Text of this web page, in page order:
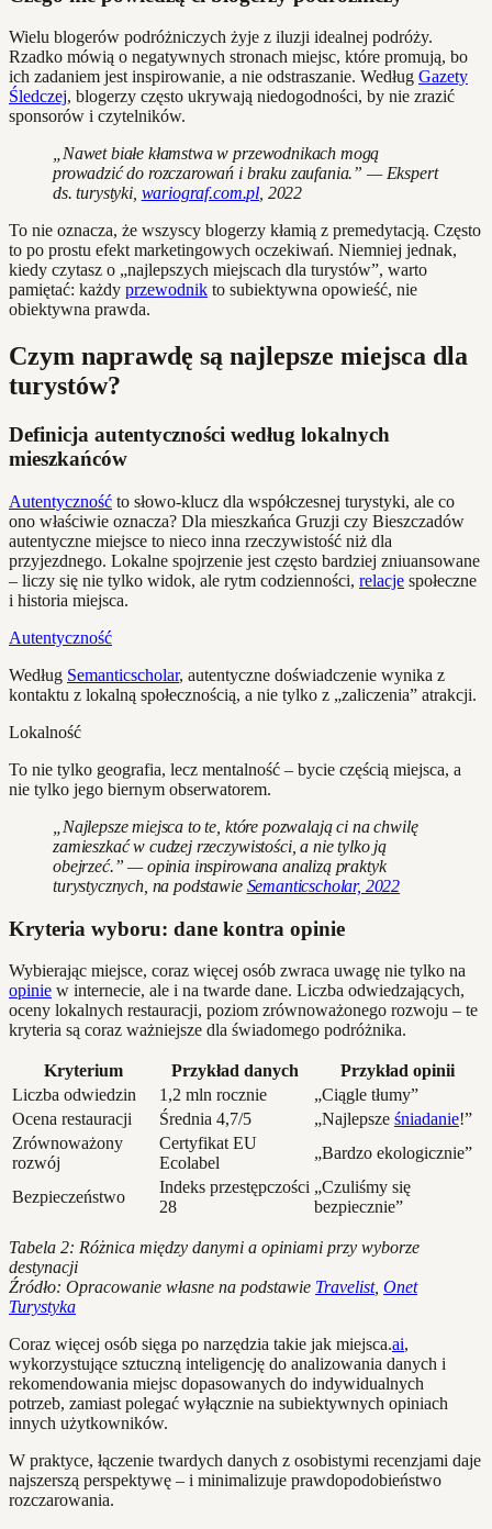
Wielu blogerów podróżniczych żyje z iluzji idealnej podróży.
Rzadko mówią o negatywnych stronach miejsc, które promują, bo
ich zadaniem jest inspirowanie, a nie odstraszanie. Według Gazety
Śledczej, blogerzy często ukrywają niedogodności, by nie zrazić
sponsorów i czytelników.
„Nawet białe kłamstwa w przewodnikach mogą
prowadzić do rozczarowań i braku zaufania.” — Ekspert
ds. turystyki, wariograf.com.pl , 2022
To nie oznacza, że wszyscy blogerzy kłamią z premedytacją. Często
to po prostu efekt marketingowych oczekiwań. Niemniej jednak,
kiedy czytasz o „najlepszych miejscach dla turystów”, warto
pamiętać: każdy przewodnik to subiektywna opowieść, nie
obiektywna prawda.
Czym naprawdę są najlepsze miejsca dla
turystów?
Definicja autentyczności według lokalnych
mieszkańców
Autentyczność to słowo-klucz dla współczesnej turystyki, ale co
ono właściwie oznacza? Dla mieszkańca Gruzji czy Bieszczadów
autentyczne miejsce to nieco inna rzeczywistość niż dla
przyjezdnego. Lokalne spojrzenie jest często bardziej zniuansowane
– liczy się nie tylko widok, ale rytm codzienności, relacje społeczne
i historia miejsca.
Autentyczność
Według Semanticscholar, autentyczne doświadczenie wynika z
kontaktu z lokalną społecznością, a nie tylko z „zaliczenia” atrakcji.
Lokalność
To nie tylko geografia, lecz mentalność – bycie częścią miejsca, a
nie tylko jego biernym obserwatorem.
„Najlepsze miejsca to te, które pozwalają ci na chwilę
zamieszkać w cudzej rzeczywistości, a nie tylko ją
obejrzeć.” — opinia inspirowana analizą praktyk
turystycznych, na podstawie Semanticscholar, 2022
Kryteria wyboru: dane kontra opinie
Wybierając miejsce, coraz więcej osób zwraca uwagę nie tylko na
opinie w internecie, ale i na twarde dane. Liczba odwiedzających,
oceny lokalnych restauracji, poziom zrównoważonego rozwoju – te
kryteria są coraz ważniejsze dla świadomego podróżnika.
Kryterium Przykład danych
Przykład opinii
Liczba odwiedzin
1,2 mln rocznie
„Ciągle tłumy”
Ocena restauracji
Średnia 4,7/5 „Najlepsze śniadanie!”
Zrównoważony
rozwój
Certyfikat EU
Ecolabel
„Bardzo ekologicznie”
Bezpieczeństwo
Indeks przestępczości
28
„Czuliśmy się
bezpiecznie”
Tabela 2: Różnica między danymi a opiniami przy wyborze
destynacji
Źródło: Opracowanie własne na podstawie Travelist, Onet
Turystyka
Coraz więcej osób sięga po narzędzia takie jak miejsca.ai,
wykorzystujące sztuczną inteligencję do analizowania danych i
rekomendowania miejsc dopasowanych do indywidualnych
potrzeb, zamiast polegać wyłącznie na subiektywnych opiniach
innych użytkowników.
W praktyce, łączenie twardych danych z osobistymi recenzjami daje
najszerszą perspektywę – i minimalizuje prawdopodobieństwo
rozczarowania.